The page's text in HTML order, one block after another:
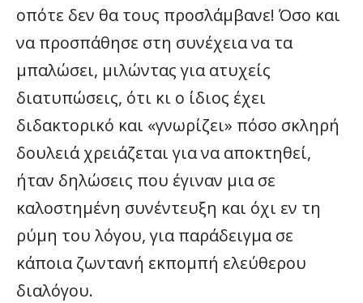
οπότε δεν θα τους προσλάμβανε! Όσο και
να προσπάθησε στη συνέχεια να τα
μπαλώσει, μιλώντας για ατυχείς
διατυπώσεις, ότι κι ο ίδιος έχει
διδακτορικό και «γνωρίζει» πόσο σκληρή
δουλειά χρειάζεται για να αποκτηθεί,
ήταν δηλώσεις που έγιναν μια σε
καλοστημένη συνέντευξη και όχι εν τη
ρύμη του λόγου, για παράδειγμα σε
κάποια ζωντανή εκπομπή ελεύθερου
διαλόγου.